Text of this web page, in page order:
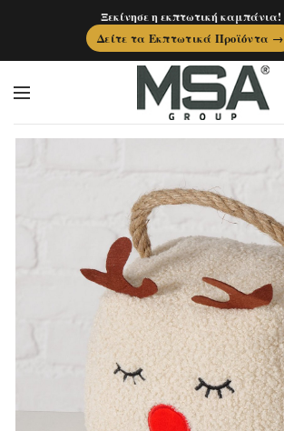
Ξεκίνησε η εκπτωτική καμπάνια!
Δείτε τα Εκπτωτικά Προϊόντα →